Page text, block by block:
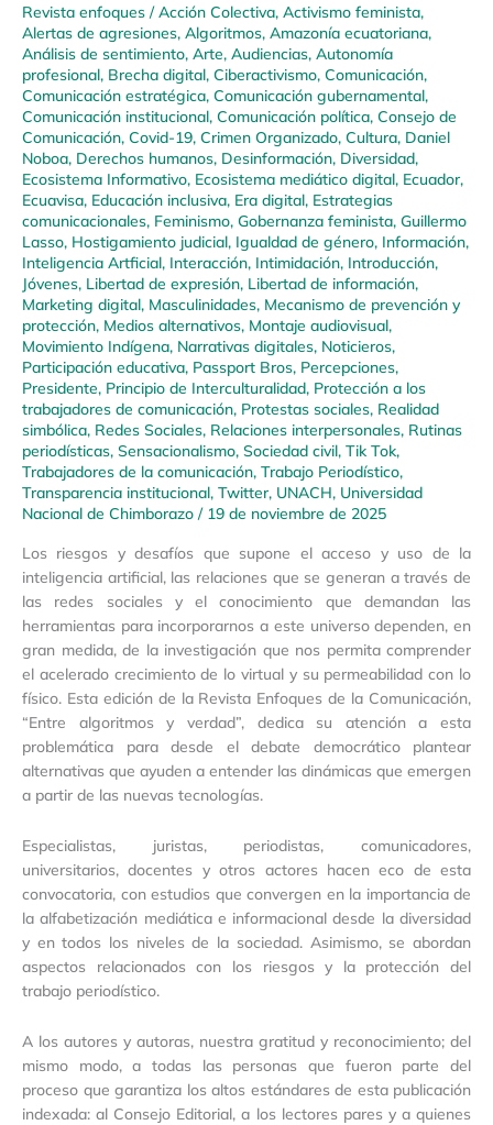
Revista enfoques /Acción Colectiva, Activismo feminista,
Alertas de agresiones, Algoritmos, Amazonía ecuatoriana,
Análisis de sentimiento, Arte, Audiencias, Autonomía
profesional, Brecha digital, Ciberactivismo, Comunicación,
Comunicación estratégica, Comunicación gubernamental,
Comunicación institucional, Comunicación política, Consejo de
Comunicación, Covid-19, Crimen Organizado, Cultura, Daniel
Noboa, Derechos humanos, Desinformación, Diversidad,
Ecosistema Informativo, Ecosistema mediático digital, Ecuador,
Ecuavisa, Educación inclusiva, Era digital, Estrategias
comunicacionales, Feminismo, Gobernanza feminista, Guillermo
Lasso, Hostigamiento judicial, Igualdad de género, Información,
Inteligencia Artficial, Interacción, Intimidación, Introducción,
Jóvenes, Libertad de expresión, Libertad de información,
Marketing digital, Masculinidades, Mecanismo de prevención y
protección, Medios alternativos, Montaje audiovisual,
Movimiento Indígena, Narrativas digitales, Noticieros,
Participación educativa, Passport Bros, Percepciones,
Presidente, Principio de Interculturalidad, Protección a los
trabajadores de comunicación, Protestas sociales, Realidad
simbólica, Redes Sociales, Relaciones interpersonales, Rutinas
periodísticas, Sensacionalismo, Sociedad civil, Tik Tok,
Trabajadores de la comunicación, Trabajo Periodístico,
Transparencia institucional, Twitter, UNACH, Universidad
Nacional de Chimborazo / 19 de noviembre de 2025
Los riesgos y desafíos que supone el acceso y uso de la
inteligencia artificial, las relaciones que se generan a través de
las redes sociales y el conocimiento que demandan las
herramientas para incorporarnos a este universo dependen, en
gran medida, de la investigación que nos permita comprender
el acelerado crecimiento de lo virtual y su permeabilidad con lo
físico. Esta edición de la Revista Enfoques de la Comunicación,
“Entre algoritmos y verdad”, dedica su atención a esta
problemática para desde el debate democrático plantear
alternativas que ayuden a entender las dinámicas que emergen
a partir de las nuevas tecnologías.
Especialistas, juristas, periodistas, comunicadores,
universitarios, docentes y otros actores hacen eco de esta
convocatoria, con estudios que convergen en la importancia de
la alfabetización mediática e informacional desde la diversidad
y en todos los niveles de la sociedad. Asimismo, se abordan
aspectos relacionados con los riesgos y la protección del
trabajo periodístico.
A los autores y autoras, nuestra gratitud y reconocimiento; del
mismo modo, a todas las personas que fueron parte del
proceso que garantiza los altos estándares de esta publicación
indexada: al Consejo Editorial, a los lectores pares y a quienes